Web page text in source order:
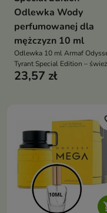
Odlewka Wody
perfumowanej dla
mężczyzn 10 ml
Odlewka 10 ml Armaf
Tyrant Special Edition –
cytrusowo-aromatyczny,
23,57 zł